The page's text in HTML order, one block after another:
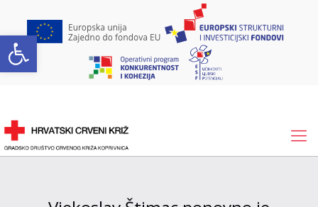
Open toolbar